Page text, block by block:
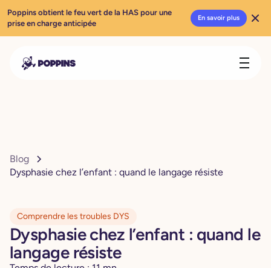
Blog
Dysphasie chez l’enfant : quand le langage résiste
Comprendre les troubles DYS
Dysphasie chez l’enfant : quand le
langage résiste
Poppins obtient le feu vert de la HAS pour une
prise en charge anticipée
En savoir plus